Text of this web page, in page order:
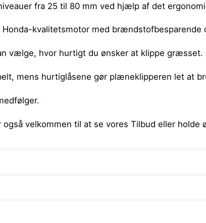
fra 25 til 80 mm ved hjælp af det
kvalitetsmotor med
vælge, hvor hurtigt du ønsker at klippe græsset.
mens hurtiglåsene gør plæneklipperen let at
også velkommen til at se vores Tilbud eller holde